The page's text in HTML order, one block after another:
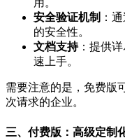
安全验证机制 ：
的安全性。
文档支持：提供
速上手。
需要注意的是，免费版
次请求的企业。
三、付费版：高级定制